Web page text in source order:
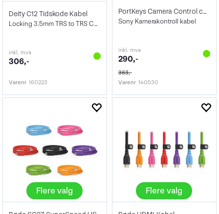
Deity C12 Tidskode Kabel
Locking 3.5mm TRS to TRS Cable
inkl. mva
306,-
Varenr 160223
PortKeys Camera Control cable Sony
Sony Kamerakontroll kabel
inkl. mva
290,-
363,-
Varenr 140530
Flere valg Flere valg